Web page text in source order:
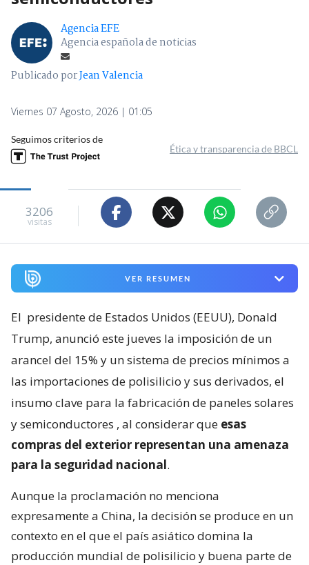
Agencia EFE
Agencia española de noticias
Publicado porJean Valencia
Viernes 07 Agosto, 2026 | 01:05
Seguimos criterios de
Ética y transparencia de BBCL
3206
visitas
VER RESUMEN
El presidente de Estados Unidos (EEUU), Donald
Trump, anunció este jueves la imposición de un
arancel del 15% y un sistema de precios mínimos a
las importaciones de polisilicio y sus derivados, el
insumo clave para la fabricación de paneles solares
y semiconductores , al considerar que esas
compras del exterior representan una amenaza
para la seguridad nacional.
Aunque la proclamación no menciona
expresamente a China, la decisión se produce en un
contexto en el que el país asiático domina la
producción mundial de polisilicio y buena parte de